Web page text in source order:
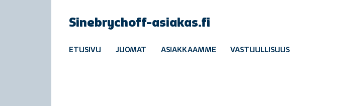
Sinebrychoff-asiakas.fi
ETUSIVU JUOMAT ASIAKKAAMME VASTUULLISUUS